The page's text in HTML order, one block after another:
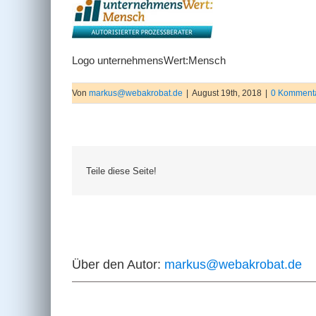
Logo unternehmensWert:Mensch
Von markus@webakrobat.de August 19th, 2018 0
Teile diese Seite!
Über den Autor: markus@webakrobat.de